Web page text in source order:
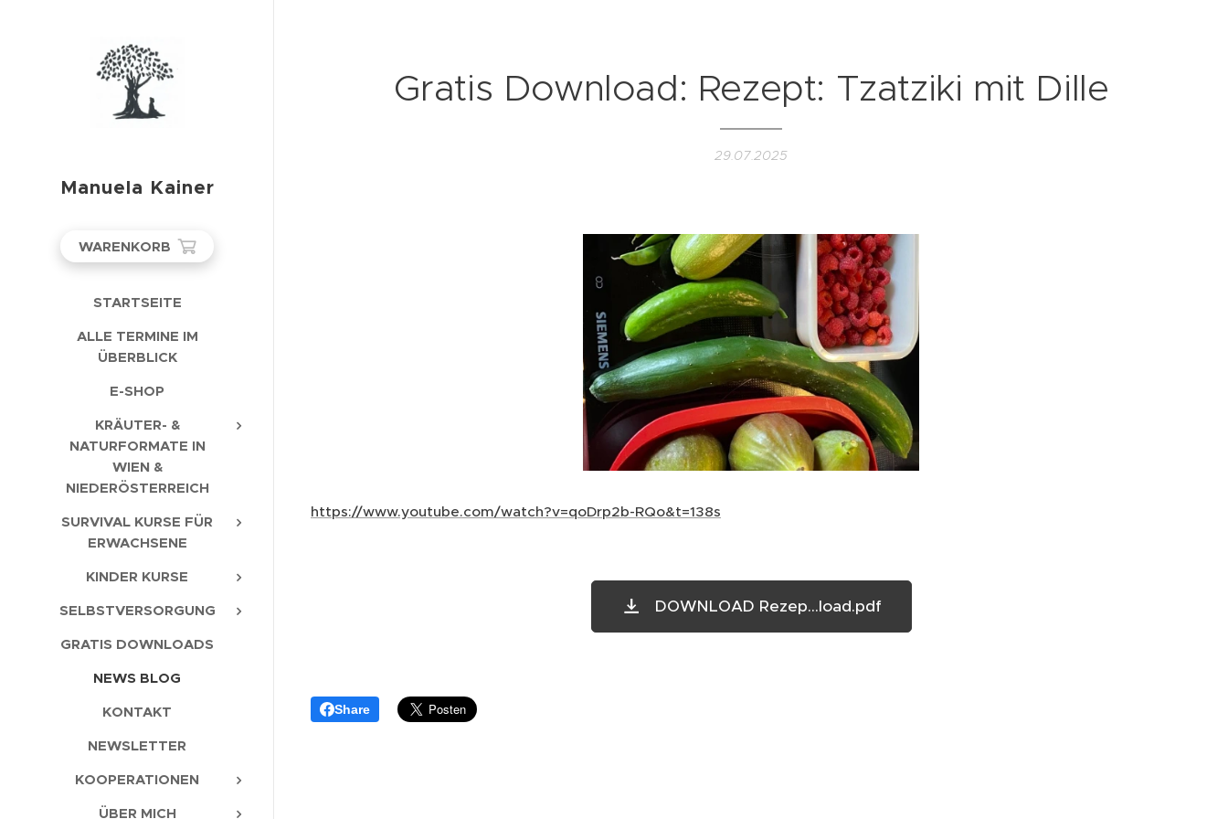
Manuela Kainer
WARENKORB
STARTSEITE
ALLE TERMINE IM
ÜBERBLICK
E-SHOP
KRÄUTER- &
NATURFORMATE IN
WIEN &
NIEDERÖSTERREICH
SURVIVAL KURSE FÜR
ERWACHSENE
KINDER KURSE
SELBSTVERSORGUNG
GRATIS DOWNLOADS
NEWS BLOG
KONTAKT
NEWSLETTER
KOOPERATIONEN
ÜBER MICH
Gratis Download: Rezept: Tzatziki mit Dille
29.07.2025
https://www.youtube.com/watch?v=qoDrp2b-RQo&t=138s
DOWNLOAD Rezep...load.pdf
Share